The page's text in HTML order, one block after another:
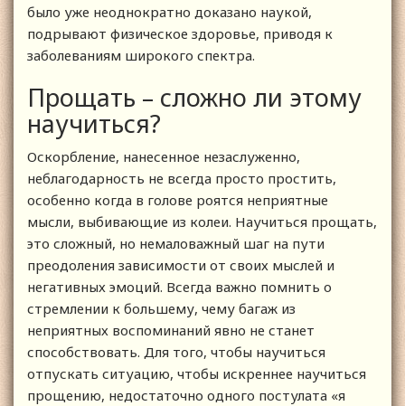
было уже неоднократно доказано наукой,
подрывают физическое здоровье, приводя к
заболеваниям широкого спектра.
Прощать – сложно ли этому
научиться?
Оскорбление, нанесенное незаслуженно,
неблагодарность не всегда просто простить,
особенно когда в голове роятся неприятные
мысли, выбивающие из колеи. Научиться прощать,
это сложный, но немаловажный шаг на пути
преодоления зависимости от своих мыслей и
негативных эмоций. Всегда важно помнить о
стремлении к большему, чему багаж из
неприятных воспоминаний явно не станет
способствовать. Для того, чтобы научиться
отпускать ситуацию, чтобы искреннее научиться
прощению, недостаточно одного постулата «я